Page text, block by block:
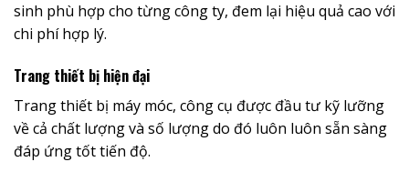
sinh phù hợp cho từng công ty, đem lại hiệu quả cao với
chi phí hợp lý.
Trang thiết bị hiện đại
Trang thiết bị máy móc, công cụ được đầu tư kỹ lưỡng
về cả chất lượng và số lượng do đó luôn luôn sẵn sàng
đáp ứng tốt tiến độ.